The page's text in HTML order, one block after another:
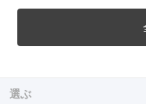
選ぶ